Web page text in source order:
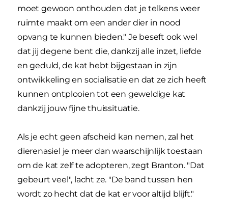
moet gewoon onthouden dat je telkens weer
ruimte maakt om een ander dier in nood
opvang te kunnen bieden." Je beseft ook wel
dat jij degene bent die, dankzij alle inzet, liefde
en geduld, de kat hebt bijgestaan in zijn
ontwikkeling en socialisatie en dat ze zich heeft
kunnen ontplooien tot een geweldige kat
dankzij jouw fijne thuissituatie.
Als je echt geen afscheid kan nemen, zal het
dierenasiel je meer dan waarschijnlijk toestaan
om de kat zelf te adopteren, zegt Branton. "Dat
gebeurt veel", lacht ze. "De band tussen hen
wordt zo hecht dat de kat er voor altijd blijft."